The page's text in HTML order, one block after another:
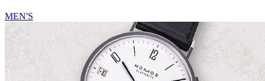
MEN'S